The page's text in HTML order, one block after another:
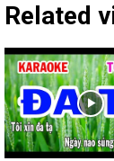
Related